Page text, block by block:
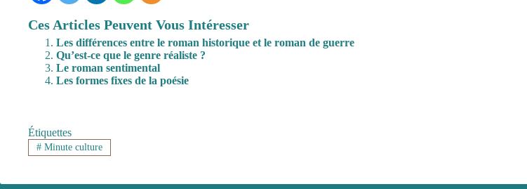
Ces Articles Peuvent Vous Intéresser
Les différences entre le roman historique et le roman de guerre
Qu’est-ce que le genre réaliste ?
Le roman sentimental
Les formes fixes de la poésie
Étiquettes
#Minute culture